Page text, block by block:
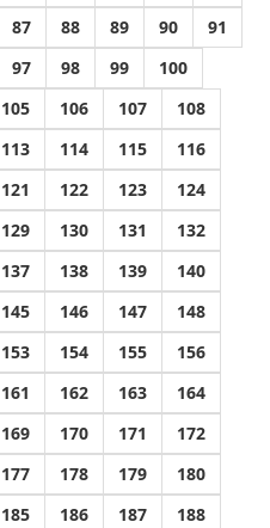
87 88 89 90
91
97 98 99
100
105 106 107
108
113 114 115
116
121 122 123
124
129 130 131
132
137 138 139
140
145 146 147
148
153 154 155
156
161 162 163
164
169 170 171
172
177 178 179
180
185 186 187
188